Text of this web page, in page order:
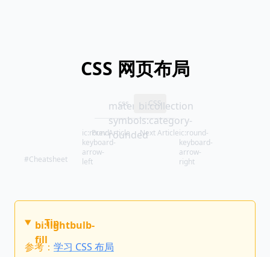
CSS 网页布局
material-
symbols:category-
rounded
css bi:collection
CSS
ic:round-
keyboard-
arrow-
left
Prev Article Next Articleic:round-
keyboard-
arrow-
right
#Cheatsheet
bi:lightbulb-
fill
Tip
参考： 学习 CSS 布局